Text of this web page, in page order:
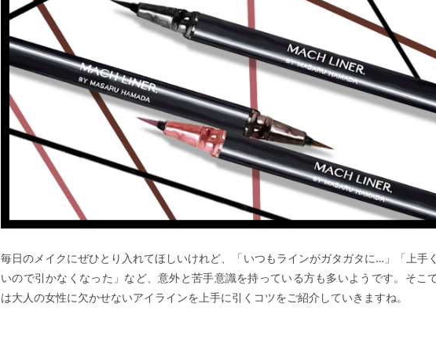
毎日のメイクにぜひとり入れてほしいけれど、「いつもラインがガタガタに…」「上手
いので引かなくなった」など、意外と苦手意識を持っている方も多いようです。そこ
は大人の女性に欠かせないアイラインを上手に引くコツをご紹介していきますね。